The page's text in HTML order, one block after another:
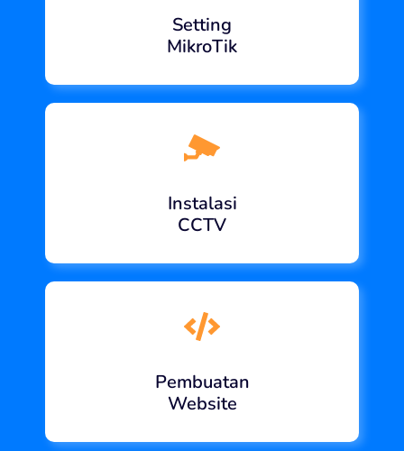
Setting
MikroTik
Instalasi
CCTV
Pembuatan
Website